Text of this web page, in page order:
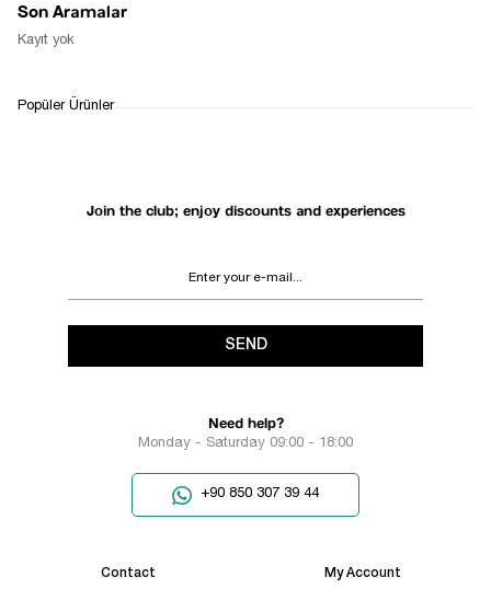
RETURN AND EXCHANGE
Join the club; enjoy discounts and experiences
SEND
Need help?
Monday - Saturday 09:00 - 18:00
+90 850 307 39 44
Contact My Account
Son Aramalar
Kayıt yok
Popüler Ürünler